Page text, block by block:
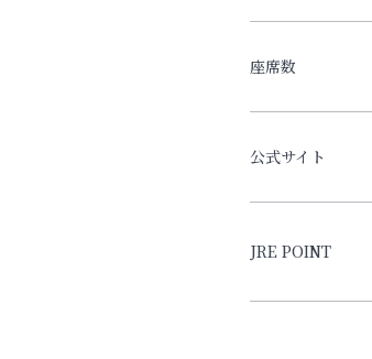
座席数
公式サイト
JRE POINT